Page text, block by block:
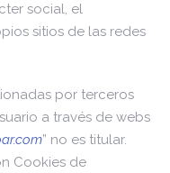
social, el
sitios de las redes
por terceros
a través de webs
” no es titular.
Cookies de